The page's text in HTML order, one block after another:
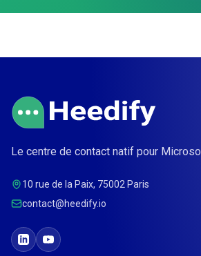
Le centre de contact natif pour
10 rue de la Paix, 75002 Paris
contact@heedify.io